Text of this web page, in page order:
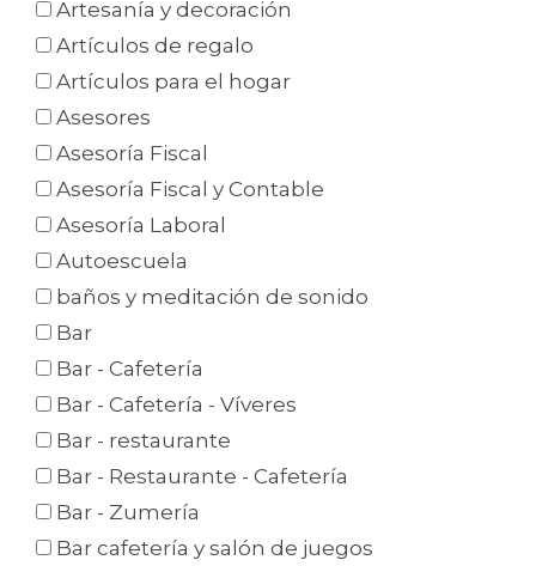
Artesanía y decoración
Artículos de regalo
Artículos para el hogar
Asesores
Asesoría Fiscal
Asesoría Fiscal y Contable
Asesoría Laboral
Autoescuela
baños y meditación de sonido
Bar
Bar - Cafetería
Bar - Cafetería - Víveres
Bar - restaurante
Bar - Restaurante - Cafetería
Bar - Zumería
Bar cafetería y salón de juegos